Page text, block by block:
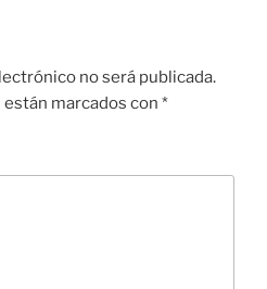
no será publicada.
marcados con *